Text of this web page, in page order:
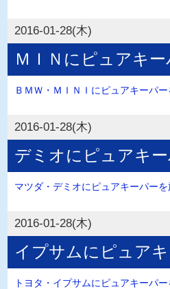
2016-01-28(木)
ＭＩＮにピュアキー
ＢＭＷ・ＭＩＮＩにピュアキーパー
2016-01-28(木)
デミオにピュアキ
マツダ・デミオにピュアキーパーを
2016-01-28(木)
イプサムにピュア
トヨタ・イプサムにピュアキーパー